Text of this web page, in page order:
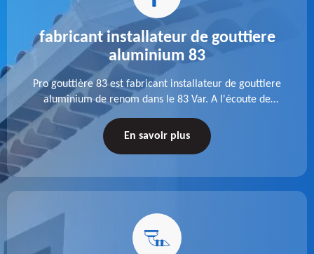
fabricant installateur de gouttiere
aluminium 83
Pro gouttière 83 est fabricant installateur de gouttiere
aluminium de renom dans le 83 Var. A l'écoute de
chaque besoin, notre équipe veille à réaliser des
gouttières performantes, durables et à la hauteur de
En savoir plus